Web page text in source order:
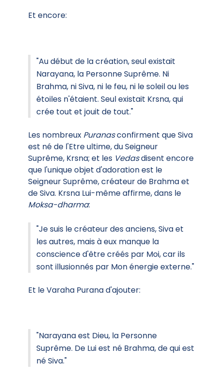
Et encore:
"Au début de la création, seul existait
Narayana, la Personne Suprême. Ni
Brahma, ni Siva, ni le feu, ni le soleil ou les
étoiles n'étaient. Seul existait Krsna, qui
crée tout et jouit de tout."
Les nombreux Puranasconfirment que Siva
est né de l'Etre ultime, du Seigneur
Suprême, Krsna; et les Vedasdisent encore
que l'unique objet d'adoration est le
Seigneur Suprême, créateur de Brahma et
de Siva. Krsna Lui-même affirme, dans le
Moksa-dharma:
"Je suis le créateur des anciens, Siva et
les autres, mais à eux manque la
conscience d'être créés par Moi, car ils
sont illusionnés par Mon énergie externe."
Et le Varaha Purana d'ajouter:
"Narayana est Dieu, la Personne
Suprême. De Lui est né Brahma, de qui est
né Siva."